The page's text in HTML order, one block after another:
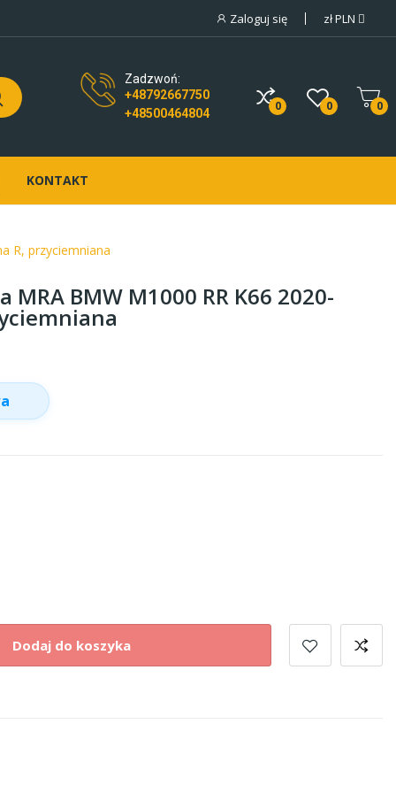
Zaloguj się złPLN
Zadzwoń:
+48792667750
+48500464804
0 0 0
KONTAKT
R, przyciemniana
BMW M1000 RR K66 2020-
Dodaj do koszyka